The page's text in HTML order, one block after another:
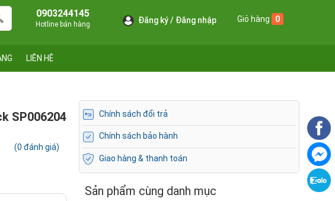
0903244145
Hotline bán hàng Đăng ký Đăng nhập Giỏ hàng 0
LIÊN HỆ
SP006204
(0 đánh giá)
Chính sách đổi trả
Chính sách bảo hành
Giao hàng & thanh toán
Sản phẩm cùng danh mục